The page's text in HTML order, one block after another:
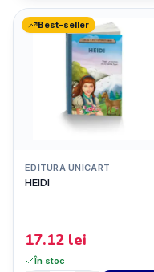
Best-seller
EDITURA UNICART
HEIDI
17.12 lei
În stoc